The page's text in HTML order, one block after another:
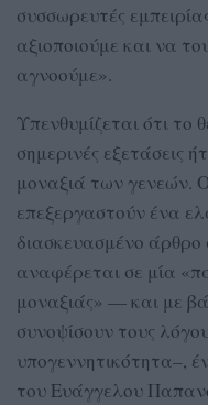
συσσωρευτές
αξιοποιούμε και να
αγνοούμε».
Υπενθυμίζεται ότι
σημερινές εξετάσεις
μοναξιά των γενεών.
επεξεργαστούν ένα
διασκευασμένο
αναφέρεται σε μία
μοναξιάς» — και με
συνοψίσουν τους
υπογεννητικότητα–,
του Ευάγγελου